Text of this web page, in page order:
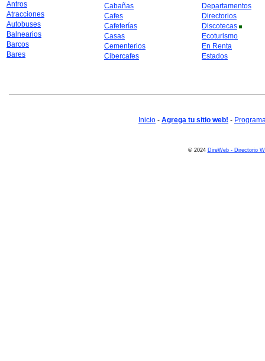
Antros
Atracciones
Autobuses
Balnearios
Barcos
Bares
Cabañas
Cafes
Cafeterías
Casas
Cementerios
Cibercafes
Departamentos
Directorios
Discotecas
Ecoturismo
En Renta
Estados
Inicio - Agrega tu sitio web! -
© 2024 DireWeb - Directorio